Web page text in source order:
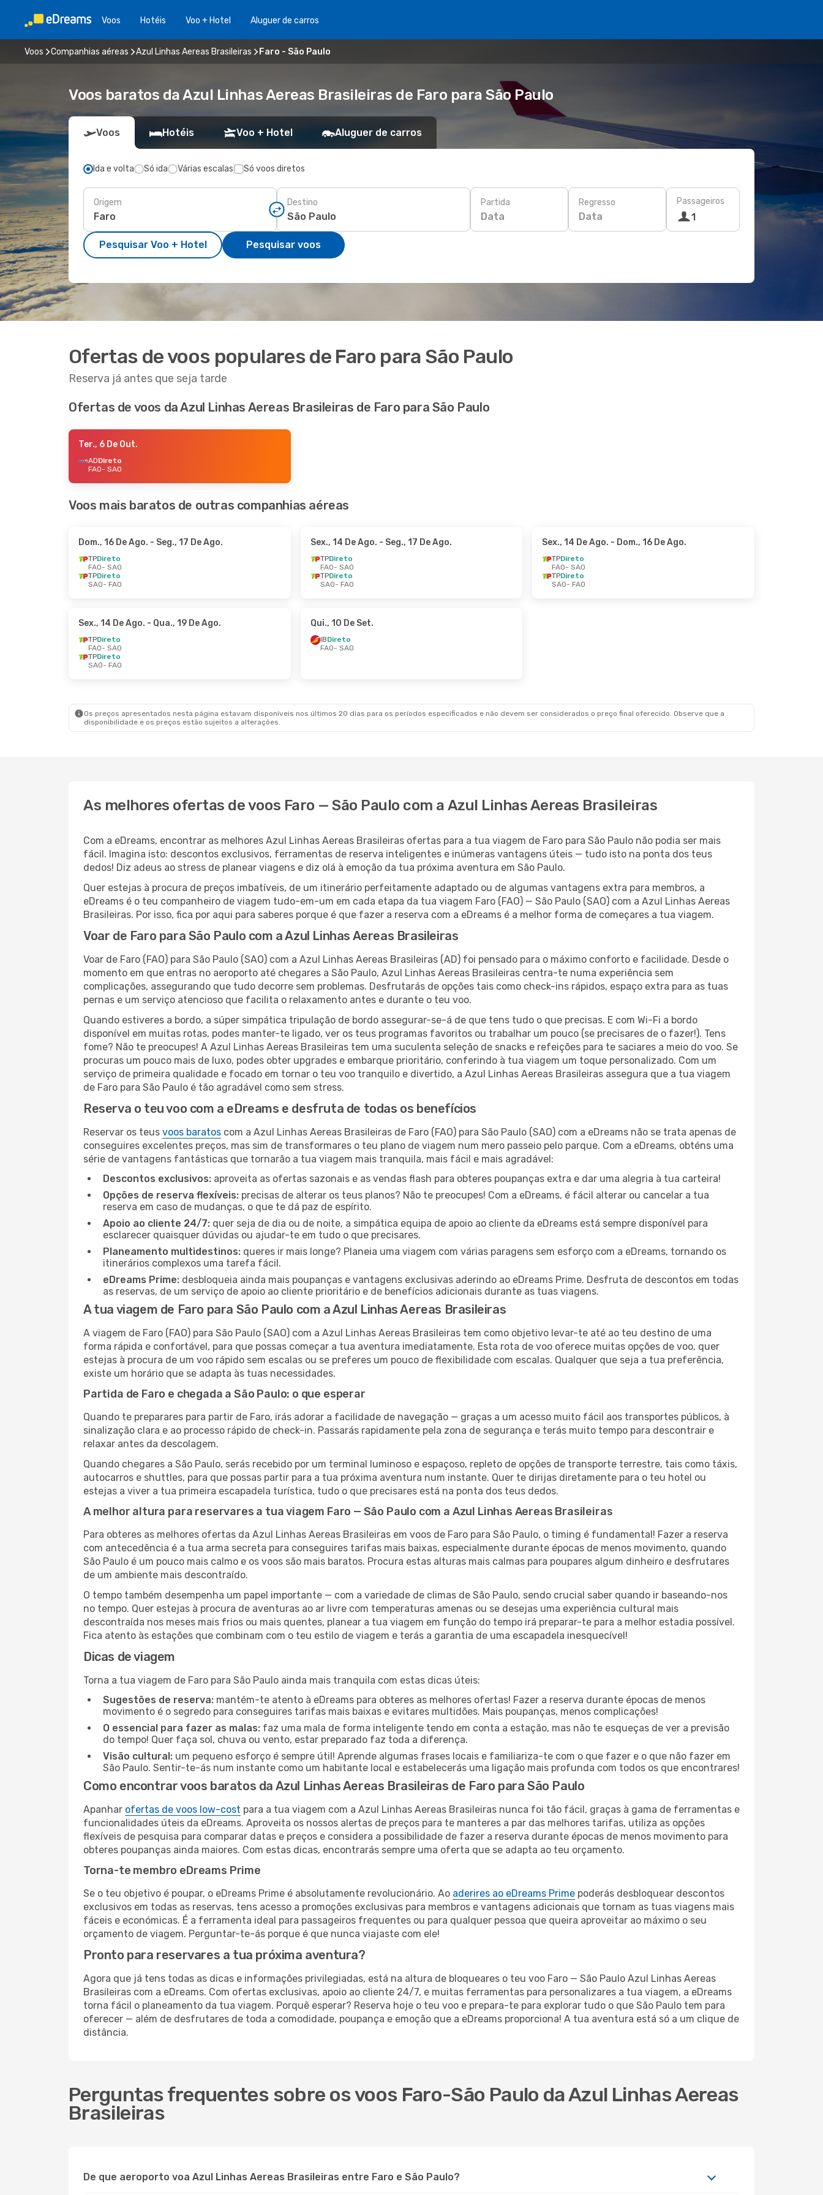
Voos Hotéis Voo + Hotel Aluguer de carros
Voos Companhias aéreas Azul Linhas Aereas Brasileiras Faro - São Paulo
Voos baratos da Azul Linhas Aereas Brasileiras de Faro para São Paulo
Voos Hotéis Voo + Hotel Aluguer de carros
Ida e volta Só ida Várias escalas Só voos diretos
Origem Destino Partida
Data
Regresso
Data
Passageiros
1
Pesquisar Voo + Hotel Pesquisar voos
Ofertas de voos populares de Faro para São Paulo
Reserva já antes que seja tarde
Ofertas de voos da Azul Linhas Aereas Brasileiras de Faro para São Paulo
Ter., 6 De Out.
ADDireto
FAO- SAO
Voos mais baratos de outras companhias aéreas
Dom., 16 De Ago. - Seg., 17 De Ago.
TPDireto
FAO- SAO
TPDireto
SAO- FAO
Sex., 14 De Ago. - Seg., 17 De Ago.
TPDireto
FAO- SAO
TPDireto
SAO- FAO
Sex., 14 De Ago. - Dom., 16 De Ago.
TPDireto
FAO- SAO
TPDireto
SAO- FAO
Sex., 14 De Ago. - Qua., 19 De Ago.
TPDireto
FAO- SAO
TPDireto
SAO- FAO
Qui., 10 De Set.
IBDireto
FAO- SAO
Os preços apresentados nesta página estavam disponíveis nos últimos 20 dias para os períodos especificados e não devem ser considerados o preço final oferecido. Observe que a
disponibilidade e os preços estão sujeitos a alterações.
As melhores ofertas de voos Faro — São Paulo com a Azul Linhas Aereas Brasileiras
Com a eDreams, encontrar as melhores Azul Linhas Aereas Brasileiras ofertas para a tua viagem de Faro para São Paulo não podia ser mais
fácil. Imagina isto: descontos exclusivos, ferramentas de reserva inteligentes e inúmeras vantagens úteis — tudo isto na ponta dos teus
dedos! Diz adeus ao stress de planear viagens e diz olá à emoção da tua próxima aventura em São Paulo.
Quer estejas à procura de preços imbatíveis, de um itinerário perfeitamente adaptado ou de algumas vantagens extra para membros, a
eDreams é o teu companheiro de viagem tudo-em-um em cada etapa da tua viagem Faro (FAO) — São Paulo (SAO) com a Azul Linhas Aereas
Brasileiras. Por isso, fica por aqui para saberes porque é que fazer a reserva com a eDreams é a melhor forma de começares a tua viagem.
Voar de Faro para São Paulo com a Azul Linhas Aereas Brasileiras
Voar de Faro (FAO) para São Paulo (SAO) com a Azul Linhas Aereas Brasileiras (AD) foi pensado para o máximo conforto e facilidade. Desde o
momento em que entras no aeroporto até chegares a São Paulo, Azul Linhas Aereas Brasileiras centra-te numa experiência sem
complicações, assegurando que tudo decorre sem problemas. Desfrutarás de opções tais como check-ins rápidos, espaço extra para as tuas
pernas e um serviço atencioso que facilita o relaxamento antes e durante o teu voo.
Quando estiveres a bordo, a súper simpática tripulação de bordo assegurar-se-á de que tens tudo o que precisas. E com Wi-Fi a bordo
disponível em muitas rotas, podes manter-te ligado, ver os teus programas favoritos ou trabalhar um pouco (se precisares de o fazer!). Tens
fome? Não te preocupes! A Azul Linhas Aereas Brasileiras tem uma suculenta seleção de snacks e refeições para te saciares a meio do voo. Se
procuras um pouco mais de luxo, podes obter upgrades e embarque prioritário, conferindo à tua viagem um toque personalizado. Com um
serviço de primeira qualidade e focado em tornar o teu voo tranquilo e divertido, a Azul Linhas Aereas Brasileiras assegura que a tua viagem
de Faro para São Paulo é tão agradável como sem stress.
Reserva o teu voo com a eDreams e desfruta de todas os benefícios
Reservar os teus voos baratos com a Azul Linhas Aereas Brasileiras de Faro (FAO) para São Paulo (SAO) com a eDreams não se trata apenas de
conseguires excelentes preços, mas sim de transformares o teu plano de viagem num mero passeio pelo parque. Com a eDreams, obténs uma
série de vantagens fantásticas que tornarão a tua viagem mais tranquila, mais fácil e mais agradável:
Descontos exclusivos: aproveita as ofertas sazonais e as vendas flash para obteres poupanças extra e dar uma alegria à tua carteira!
Opções de reserva flexíveis: precisas de alterar os teus planos? Não te preocupes! Com a eDreams, é fácil alterar ou cancelar a tua
reserva em caso de mudanças, o que te dá paz de espírito.
Apoio ao cliente 24/7: quer seja de dia ou de noite, a simpática equipa de apoio ao cliente da eDreams está sempre disponível para
esclarecer quaisquer dúvidas ou ajudar-te em tudo o que precisares.
Planeamento multidestinos: queres ir mais longe? Planeia uma viagem com várias paragens sem esforço com a eDreams, tornando os
itinerários complexos uma tarefa fácil.
eDreams Prime: desbloqueia ainda mais poupanças e vantagens exclusivas aderindo ao eDreams Prime. Desfruta de descontos em todas
as reservas, de um serviço de apoio ao cliente prioritário e de benefícios adicionais durante as tuas viagens.
A tua viagem de Faro para São Paulo com a Azul Linhas Aereas Brasileiras
A viagem de Faro (FAO) para São Paulo (SAO) com a Azul Linhas Aereas Brasileiras tem como objetivo levar-te até ao teu destino de uma
forma rápida e confortável, para que possas começar a tua aventura imediatamente. Esta rota de voo oferece muitas opções de voo, quer
estejas à procura de um voo rápido sem escalas ou se preferes um pouco de flexibilidade com escalas. Qualquer que seja a tua preferência,
existe um horário que se adapta às tuas necessidades.
Partida de Faro e chegada a São Paulo: o que esperar
Quando te preparares para partir de Faro, irás adorar a facilidade de navegação — graças a um acesso muito fácil aos transportes públicos, à
sinalização clara e ao processo rápido de check-in. Passarás rapidamente pela zona de segurança e terás muito tempo para descontrair e
relaxar antes da descolagem.
Quando chegares a São Paulo, serás recebido por um terminal luminoso e espaçoso, repleto de opções de transporte terrestre, tais como táxis,
autocarros e shuttles, para que possas partir para a tua próxima aventura num instante. Quer te dirijas diretamente para o teu hotel ou
estejas a viver a tua primeira escapadela turística, tudo o que precisares está na ponta dos teus dedos.
A melhor altura para reservares a tua viagem Faro — São Paulo com a Azul Linhas Aereas Brasileiras
Para obteres as melhores ofertas da Azul Linhas Aereas Brasileiras em voos de Faro para São Paulo, o timing é fundamental! Fazer a reserva
com antecedência é a tua arma secreta para conseguires tarifas mais baixas, especialmente durante épocas de menos movimento, quando
São Paulo é um pouco mais calmo e os voos são mais baratos. Procura estas alturas mais calmas para poupares algum dinheiro e desfrutares
de um ambiente mais descontraído.
O tempo também desempenha um papel importante — com a variedade de climas de São Paulo, sendo crucial saber quando ir baseando-nos
no tempo. Quer estejas à procura de aventuras ao ar livre com temperaturas amenas ou se desejas uma experiência cultural mais
descontraída nos meses mais frios ou mais quentes, planear a tua viagem em função do tempo irá preparar-te para a melhor estadia possível.
Fica atento às estações que combinam com o teu estilo de viagem e terás a garantia de uma escapadela inesquecível!
Dicas de viagem
Torna a tua viagem de Faro para São Paulo ainda mais tranquila com estas dicas úteis:
Sugestões de reserva: mantém-te atento à eDreams para obteres as melhores ofertas! Fazer a reserva durante épocas de menos
movimento é o segredo para conseguires tarifas mais baixas e evitares multidões. Mais poupanças, menos complicações!
O essencial para fazer as malas: faz uma mala de forma inteligente tendo em conta a estação, mas não te esqueças de ver a previsão
do tempo! Quer faça sol, chuva ou vento, estar preparado faz toda a diferença.
Visão cultural: um pequeno esforço é sempre útil! Aprende algumas frases locais e familiariza-te com o que fazer e o que não fazer em
São Paulo. Sentir-te-ás num instante como um habitante local e estabelecerás uma ligação mais profunda com todos os que encontrares!
Como encontrar voos baratos da Azul Linhas Aereas Brasileiras de Faro para São Paulo
Apanhar ofertas de voos low-cost para a tua viagem com a Azul Linhas Aereas Brasileiras nunca foi tão fácil, graças à gama de ferramentas e
funcionalidades úteis da eDreams. Aproveita os nossos alertas de preços para te manteres a par das melhores tarifas, utiliza as opções
flexíveis de pesquisa para comparar datas e preços e considera a possibilidade de fazer a reserva durante épocas de menos movimento para
obteres poupanças ainda maiores. Com estas dicas, encontrarás sempre uma oferta que se adapta ao teu orçamento.
Torna-te membro eDreams Prime
Se o teu objetivo é poupar, o eDreams Prime é absolutamente revolucionário. Ao aderires ao eDreams Prime poderás desbloquear descontos
exclusivos em todas as reservas, tens acesso a promoções exclusivas para membros e vantagens adicionais que tornam as tuas viagens mais
fáceis e económicas. É a ferramenta ideal para passageiros frequentes ou para qualquer pessoa que queira aproveitar ao máximo o seu
orçamento de viagem. Perguntar-te-ás porque é que nunca viajaste com ele!
Pronto para reservares a tua próxima aventura?
Agora que já tens todas as dicas e informações privilegiadas, está na altura de bloqueares o teu voo Faro — São Paulo Azul Linhas Aereas
Brasileiras com a eDreams. Com ofertas exclusivas, apoio ao cliente 24/7, e muitas ferramentas para personalizares a tua viagem, a eDreams
torna fácil o planeamento da tua viagem. Porquê esperar? Reserva hoje o teu voo e prepara-te para explorar tudo o que São Paulo tem para
oferecer — além de desfrutares de toda a comodidade, poupança e emoção que a eDreams proporciona! A tua aventura está só a um clique de
distância.
Perguntas frequentes sobre os voos Faro-São Paulo da Azul Linhas Aereas
Brasileiras
De que aeroporto voa Azul Linhas Aereas Brasileiras entre Faro e São Paulo?